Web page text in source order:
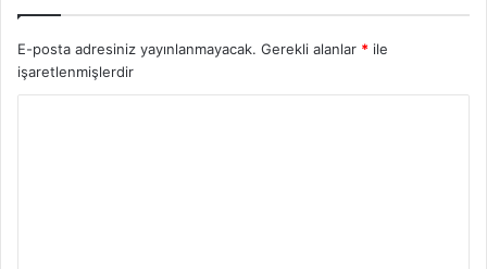
E-posta adresiniz yayınlanmayacak. Gerekli alanlar * ile
işaretlenmişlerdir